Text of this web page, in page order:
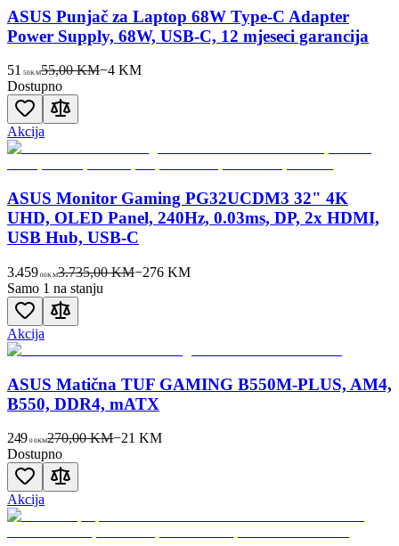
ASUS Punjač za Laptop 68W Type-C Adapter
Power Supply, 68W, USB-C, 12 mjeseci garancija
51 50KM55,00 KM−4KM
Dostupno
Akcija
ASUS Monitor Gaming PG32UCDM3 32" 4K
UHD, OLED Panel, 240Hz, 0.03ms, DP, 2x HDMI,
USB Hub, USB-C
3.459 00KM3.735,00 KM−276KM
Samo 1 na stanju
Akcija
ASUS Matična TUF GAMING B550M-PLUS, AM4,
B550, DDR4, mATX
249 00KM270,00 KM−21 KM
Dostupno
Akcija